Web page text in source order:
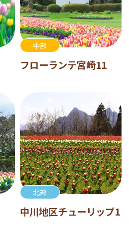
中部
フローランテ宮崎11
北部
中川地区チューリップ1